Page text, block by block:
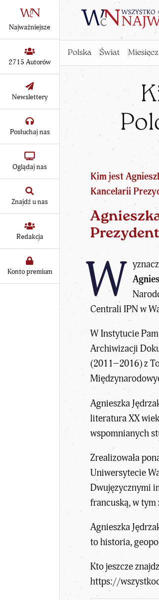
Polska Świat
Najważniejsze
2715 Autorów
Newslettery
Posłuchaj nas
Oglądaj nas
Znajdź u nas
Redakcja
Konto premium
Kim jest
Kancelarii
W
Centrali IPN w
W Instytucie
Archiwizacji
(2011‒2016) z
Agnieszka
literatura XX
wspomnianych
Zrealizowała
Uniwersytecie
Dwujęzycznymi
francuską, w tym
Agnieszka
to historia,
Kto jeszcze
https://